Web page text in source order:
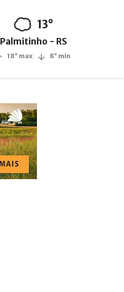
13°
Palmitinho - RS
18° max 8° min